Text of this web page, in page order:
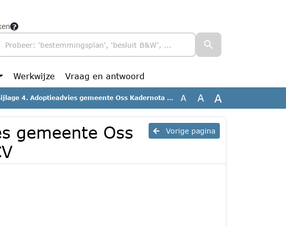
Werkwijze Vraag en antwoord
4. Adoptieadvies gemeente Oss Kadernota 2027 GR-KCV A A A
Vorige pagina
gemeente Oss